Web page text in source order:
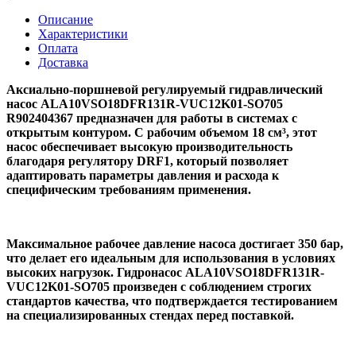
Описание
Характеристики
Оплата
Доставка
Аксиально-поршневой регулируемый гидравлический
насос ALA10VSO18DFR131R-VUC12K01-SO705
R902404367 предназначен для работы в системах с
открытым контуром. С рабочим объемом 18 см³, этот
насос обеспечивает высокую производительность
благодаря регулятору DRF1, который позволяет
адаптировать параметры давления и расхода к
специфическим требованиям применения.
Максимальное рабочее давление насоса достигает 350 бар,
что делает его идеальным для использования в условиях
высоких нагрузок. Гидронасос ALA10VSO18DFR131R-
VUC12K01-SO705 произведен с соблюдением строгих
стандартов качества, что подтверждается тестированием
на специализированных стендах перед поставкой.